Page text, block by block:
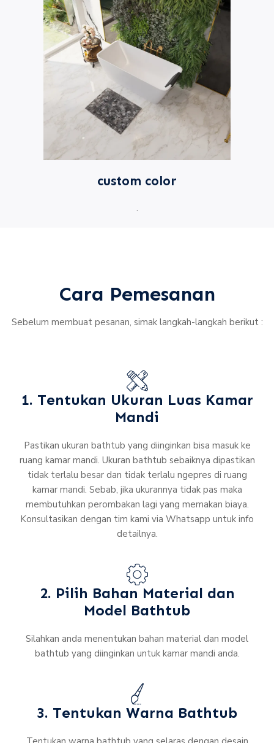
custom color
.
Cara Pemesanan
Sebelum membuat pesanan, simak langkah-langkah berikut :
1. Tentukan Ukuran Luas Kamar
Mandi
Pastikan ukuran bathtub yang diinginkan bisa masuk ke
ruang kamar mandi. Ukuran bathtub sebaiknya dipastikan
tidak terlalu besar dan tidak terlalu ngepres di ruang
kamar mandi. Sebab, jika ukurannya tidak pas maka
membutuhkan perombakan lagi yang memakan biaya.
Konsultasikan dengan tim kami via Whatsapp untuk info
detailnya.
2. Pilih Bahan Material dan
Model Bathtub
Silahkan anda menentukan bahan material dan model
bathtub yang diinginkan untuk kamar mandi anda.
3. Tentukan Warna Bathtub